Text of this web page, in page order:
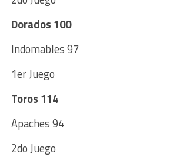
Dorados 100
Indomables 97
1er Juego
Toros 114
Apaches 94
2do Juego